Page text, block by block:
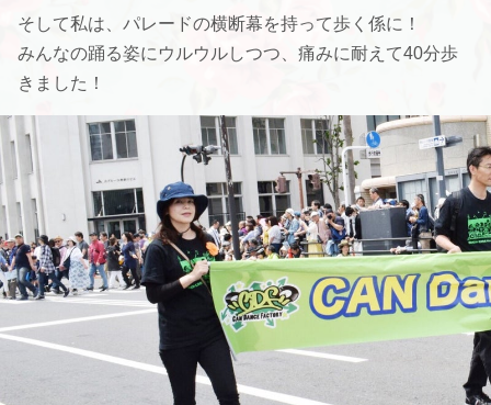
そして私は、パレードの横断幕を持って歩く係に！
みんなの踊る姿にウルウルしつつ、痛みに耐えて40分歩
きました！